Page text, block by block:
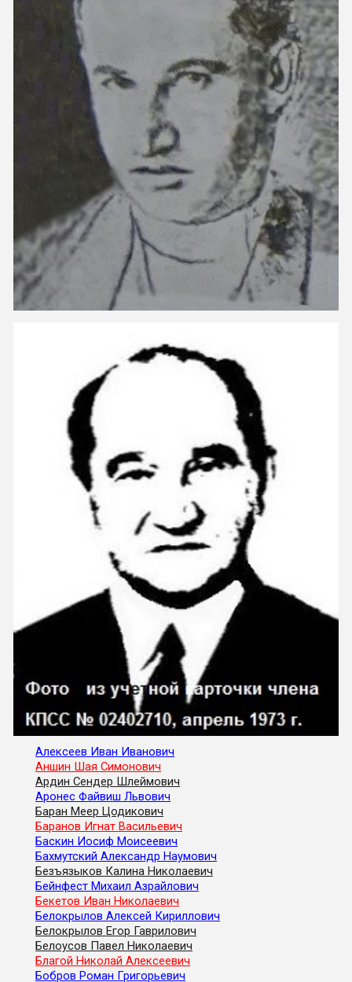
Алексеев Иван Иванович
Аншин Шая Симонович
Ардин Сендер Шлеймович
Аронес Файвиш Львович
Баран Меер Цодикович
Баранов Игнат Васильевич
Баскин Иосиф Моисеевич
Бахмутский Александр Наумович
Безъязыков Калина Николаевич
Бейнфест Михаил Азрайлович
Бекетов Иван Николаевич
Белокрылов Алексей Кириллович
Белокрылов Егор Гаврилович
Белоусов Павел Николаевич
Благой Николай Алексеевич
Бобров Роман Григорьевич